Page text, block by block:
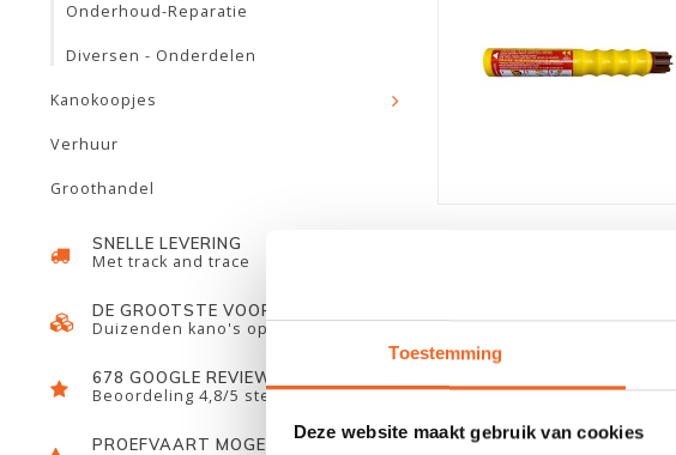
Toestemming
Deze website maakt gebruik van cookies
Onderhoud-Reparatie
Diversen - Onderdelen
Kanokoopjes
Verhuur
Groothandel
SNELLE LEVERING
Met track and trace
DE GROOTSTE VOORRAAD
Duizenden kano's op voorraad
678 GOOGLE REVIEWS
Beoordeling 4,8/5 sterren
PROEFVAART MOGELIJKHEID